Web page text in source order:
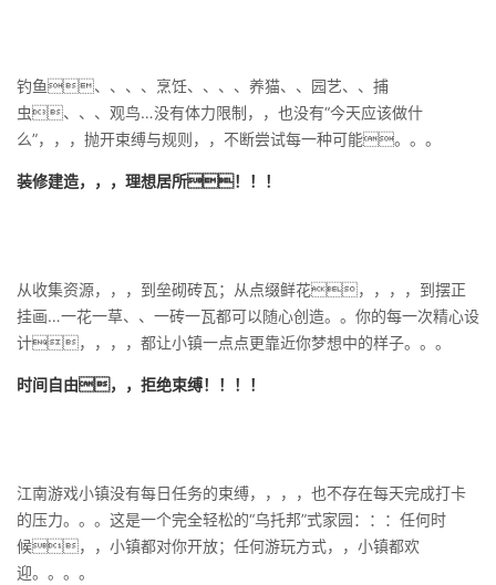
钓鱼、、、、烹饪、、、、养猫、、园艺、、捕
虫、、、观鸟…没有体力限制，，也没有“今天应该做什
么”，，，抛开束缚与规则，，不断尝试每一种可能。。。
装修建造，，，理想居所！！！
从收集资源，，，到垒砌砖瓦；从点缀鲜花，，，，到摆正
挂画…一花一草、、一砖一瓦都可以随心创造。。你的每一次精心设
计，，，，都让小镇一点点更靠近你梦想中的样子。。。
时间自由，，拒绝束缚！！！！
江南游戏小镇没有每日任务的束缚，，，，也不存在每天完成打卡
的压力。。。这是一个完全轻松的“乌托邦”式家园：：：任何时
候，，小镇都对你开放；任何游玩方式，，小镇都欢
迎。。。。